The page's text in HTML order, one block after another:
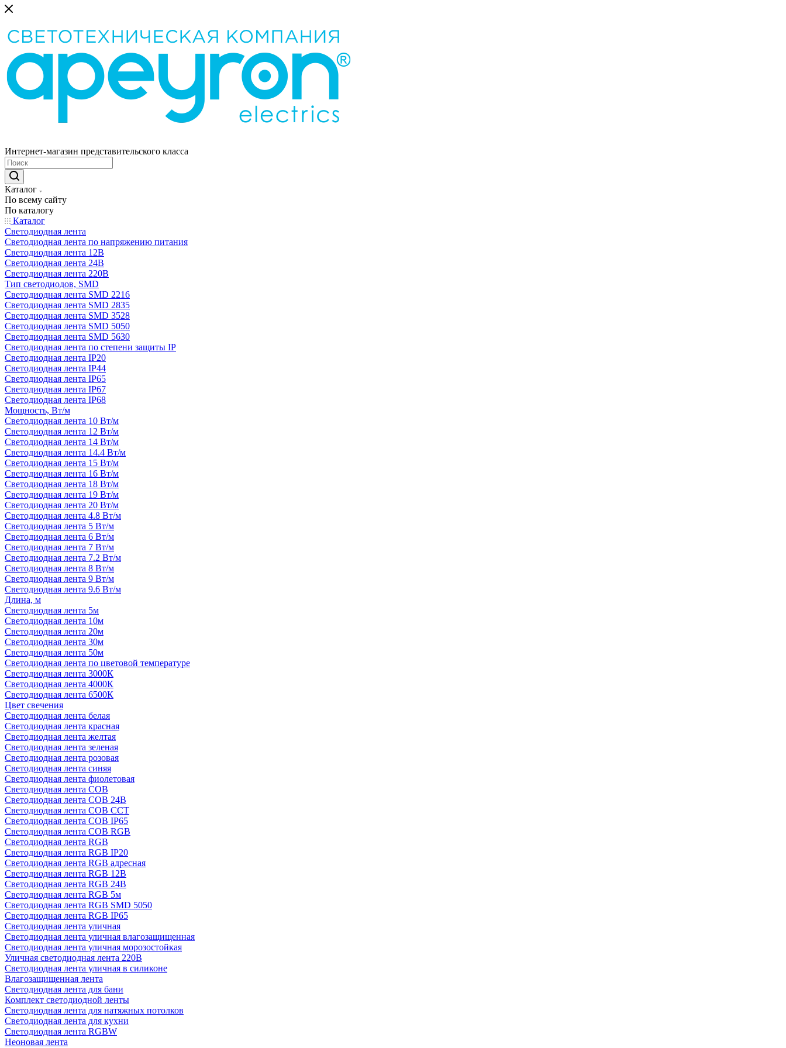
Интернет-магазин представительского класса
Каталог
По всему сайту
По каталогу
Каталог
Светодиодная лента
Светодиодная лента по напряжению питания
Светодиодная лента 12В
Светодиодная лента 24В
Светодиодная лента 220В
Тип светодиодов, SMD
Cветодиодная лента SMD 2216
Светодиодная лента SMD 2835
Светодиодная лента SMD 3528
Светодиодная лента SMD 5050
Светодиодная лента SMD 5630
Светодиодная лента по степени защиты IP
Светодиодная лента IP20
Светодиодная лента IP44
Светодиодная лента IP65
Светодиодная лента IP67
Светодиодная лента IP68
Мощность, Вт/м
Светодиодная лента 10 Вт/м
Светодиодная лента 12 Вт/м
Светодиодная лента 14 Вт/м
Светодиодная лента 14.4 Вт/м
Светодиодная лента 15 Вт/м
Светодиодная лента 16 Вт/м
Светодиодная лента 18 Вт/м
Светодиодная лента 19 Вт/м
Светодиодная лента 20 Вт/м
Светодиодная лента 4.8 Вт/м
Светодиодная лента 5 Вт/м
Светодиодная лента 6 Вт/м
Светодиодная лента 7 Вт/м
Светодиодная лента 7.2 Вт/м
Светодиодная лента 8 Вт/м
Светодиодная лента 9 Вт/м
Светодиодная лента 9.6 Вт/м
Длина, м
Светодиодная лента 5м
Светодиодная лента 10м
Светодиодная лента 20м
Светодиодная лента 30м
Светодиодная лента 50м
Светодиодная лента по цветовой температуре
Светодиодная лента 3000К
Светодиодная лента 4000К
Светодиодная лента 6500К
Цвет свечения
Светодиодная лента белая
Светодиодная лента красная
Светодиодная лента желтая
Светодиодная лента зеленая
Светодиодная лента розовая
Светодиодная лента синяя
Светодиодная лента фиолетовая
Светодиодная лента COB
Светодиодная лента COB 24В
Светодиодная лента COB CCT
Светодиодная лента COB IP65
Светодиодная лента COB RGB
Светодиодная лента RGB
Светодиодная лента RGB IP20
Светодиодная лента RGB адресная
Светодиодная лента RGB 12В
Светодиодная лента RGB 24В
Светодиодная лента RGB 5м
Светодиодная лента RGB SMD 5050
Светодиодная лента RGB IP65
Светодиодная лента уличная
Светодиодная лента уличная влагозащищенная
Светодиодная лента уличная морозостойкая
Уличная светодиодная лента 220В
Светодиодная лента уличная в силиконе
Влагозащищенная лента
Светодиодная лента для бани
Комплект светодиодной ленты
Светодиодная лента для натяжных потолков
Светодиодная лента для кухни
Светодиодная лента RGBW
Неоновая лента